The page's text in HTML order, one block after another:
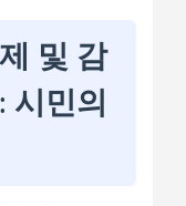
및 감
시민의